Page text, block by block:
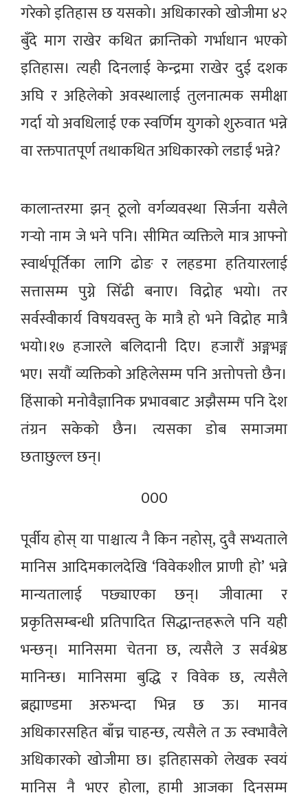
गरेको इतिहास छ यसको। अधिकारको खोजीमा ४२
बुँदे माग राखेर कथित क्रान्तिको गर्भाधान भएको
इतिहास। त्यही दिनलाई केन्द्रमा राखेर दुई दशक
अघि र अहिलेको अवस्थालाई तुलनात्मक समीक्षा
गर्दा यो अवधिलाई एक स्वर्णिम युगको शुरुवात भन्ने
वा रक्तपातपूर्ण तथाकथित अधिकारको लडाईं भन्ने?
कालान्तरमा झन् ठूलो वर्गव्यवस्था सिर्जना यसैले
गर्‍यो नाम जे भने पनि। सीमित व्यक्तिले मात्र आफ्नो
स्वार्थपूर्तिका लागि ढोङ र लहडमा हतियारलाई
सत्तासम्म पुग्ने सिँढी बनाए। विद्रोह भयो। तर
सर्वस्वीकार्य विषयवस्तु के मात्रै हो भने विद्रोह मात्रै
भयो।१७ हजारले बलिदानी दिए। हजारौं अङ्गभङ्ग
भए। सयौं व्यक्तिको अहिलेसम्म पनि अत्तोपत्तो छैन।
हिंसाको मनोवैज्ञानिक प्रभावबाट अझैसम्म पनि देश
तंग्रन सकेको छैन। त्यसका डोब समाजमा
छताछुल्ल छन्।
000
पूर्वीय होस् या पाश्चात्य नै किन नहोस्, दुवै सभ्यताले
मानिस आदिमकालदेखि ‘विवेकशील प्राणी हो’ भन्ने
मान्यतालाई पछ्याएका छन्। जीवात्मा र
प्रकृतिसम्बन्धी प्रतिपादित सिद्धान्तहरूले पनि यही
भन्छन्। मानिसमा चेतना छ, त्यसैले उ सर्वश्रेष्ठ
मानिन्छ। मानिसमा बुद्धि र विवेक छ, त्यसैले
ब्रह्माण्डमा अरुभन्दा भिन्न छ ऊ। मानव
अधिकारसहित बाँच्न चाहन्छ, त्यसैले त ऊ स्वभावैले
अधिकारको खोजीमा छ। इतिहासको लेखक स्वयं
मानिस नै भएर होला, हामी आजका दिनसम्म